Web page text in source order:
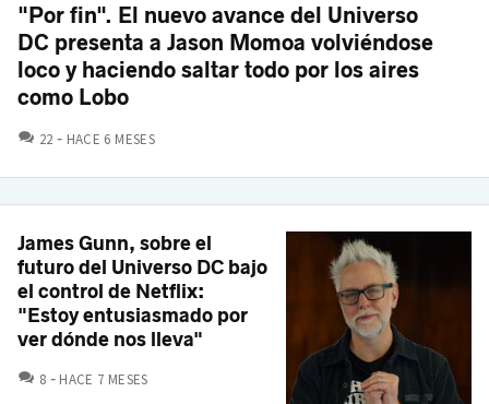
"Por fin". El nuevo avance del Universo
DC presenta a Jason Momoa volviéndose
loco y haciendo saltar todo por los aires
como Lobo
22 COMENTARIOS
HACE 6 MESES
James Gunn, sobre el
futuro del Universo DC bajo
el control de Netflix:
"Estoy entusiasmado por
ver dónde nos lleva"
8 COMENTARIOS
HACE 7 MESES